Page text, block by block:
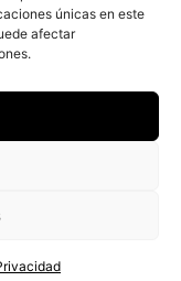
únicas en este
afectar